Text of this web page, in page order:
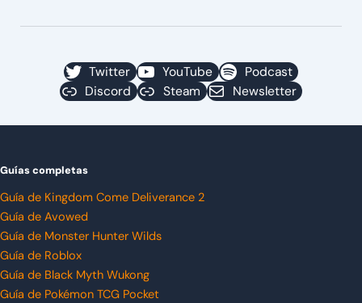
Twitter YouTube
Podcast
Discord
Steam Newsletter
Guías completas
Guía de Kingdom Come Deliverance 2
Guía de Avowed
Guía de Monster Hunter Wilds
Guía de Roblox
Guía de Black Myth Wukong
Guía de Pokémon TCG Pocket